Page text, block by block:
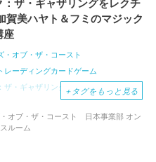
：ザ・ギャザリングをレクチ
賀美ハヤト＆フミのマジック
座
・オブ・ザ・コースト
レーディングカードゲーム
ザ・ギャザリング
マジック
加賀美ハヤト
フミさん
＋ タグをもっと見る
オブ・ザ・コースト 日本事業部 オン
ルーム